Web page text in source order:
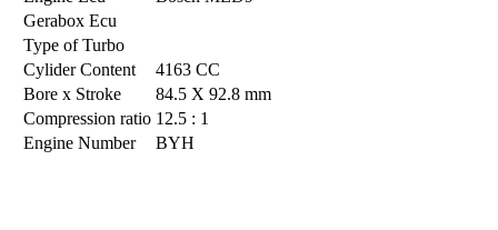
Gerabox Ecu
Type of Turbo
Cylider Content
4163 CC
Bore x Stroke
84.5 X 92.8 mm
Compression ratio 12.5 : 1
Engine Number
BYH